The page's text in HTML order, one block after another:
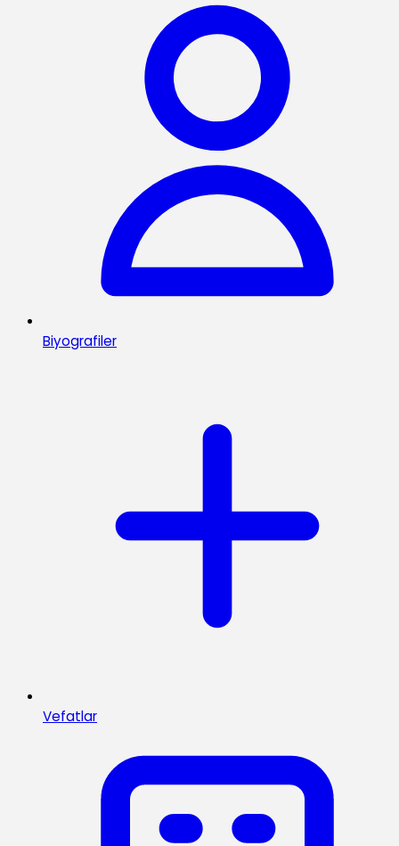
Biyografiler
Vefatlar